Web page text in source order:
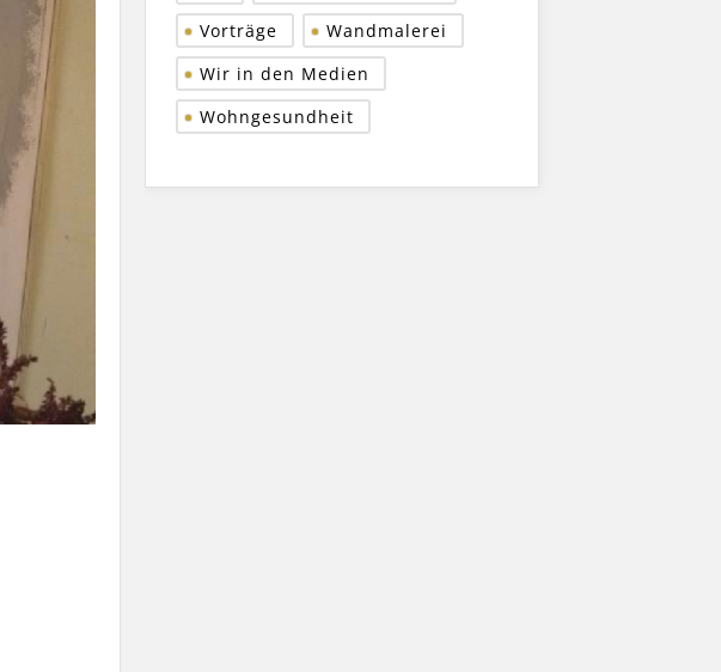
Vorträge
Wandmalerei
Wir in den Medien
Wohngesundheit